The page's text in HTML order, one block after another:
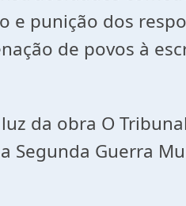
e punição dos
de povos à
da obra O
Segunda Guerra